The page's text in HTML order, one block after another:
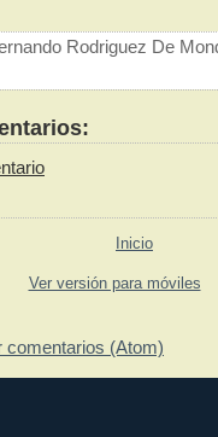
Rodriguez De
Inicio
Ver versión para móviles
comentarios (Atom)